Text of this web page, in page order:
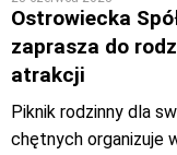
Ostrowiecka
zaprasza do
atrakcji
Piknik rodzinny dla
chętnych organizuje